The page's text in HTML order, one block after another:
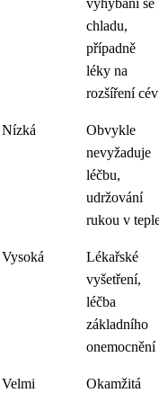
vyhýbání se
chladu,
případně
léky na
rozšíření cév
Nízká
Obvykle
nevyžaduje
léčbu,
udržování
rukou v
Vysoká
Lékařské
vyšetření,
léčba
základního
onemocnění
Velmi
Okamžitá